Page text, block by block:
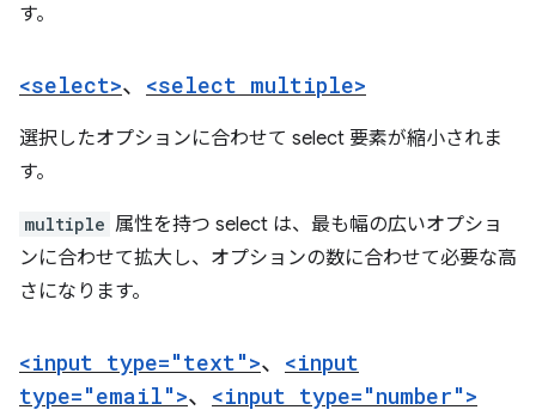
す。
<select>、 <select multiple>
選択したオプションに合わせて select 要素が縮小されま
す。
multiple 属性を持つ select は、最も幅の広いオプショ
ンに合わせて拡大し、オプションの数に合わせて必要な高
さになります。
<input type="text">、 <input
type="email">、 <input type="number">